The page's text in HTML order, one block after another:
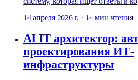
14 апреля 2026 г. · 14 мин чтения
AI IT архитектор:
проектирования ИТ-
инфраструктуры